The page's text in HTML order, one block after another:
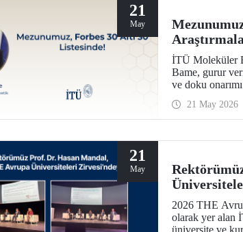
21
May
Listesinde!
İTÜ Moleküler
Bame, gurur
ve doku
listesine seçildi.
21 May 2026
21
May
2026 THE
olarak yer alan
üniversite ve